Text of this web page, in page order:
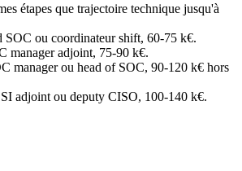
étapes que trajectoire technique jusqu'à
SOC ou coordinateur shift, 60-75 k€.
manager adjoint, 75-90 k€.
manager ou head of SOC, 90-120 k€ hors
adjoint ou deputy CISO, 100-140 k€.